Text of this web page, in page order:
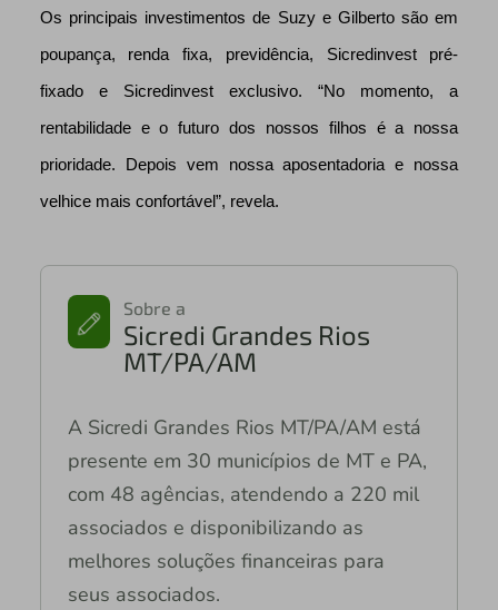
Os principais investimentos de Suzy e Gilberto são em
poupança, renda fixa, previdência, Sicredinvest pré-
fixado e Sicredinvest exclusivo. “No momento, a
rentabilidade e o futuro dos nossos filhos é a nossa
prioridade. Depois vem nossa aposentadoria e nossa
velhice mais confortável”, revela.
Sobre a
Sicredi Grandes Rios
MT/PA/AM
A Sicredi Grandes Rios MT/PA/AM está
presente em 30 municípios de MT e PA,
com 48 agências, atendendo a 220 mil
associados e disponibilizando as
melhores soluções financeiras para
seus associados.